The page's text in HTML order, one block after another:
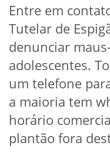
Entre em
Tutelar de
denunciar
adolescentes.
um telefone
a maioria tem
horário
plantão fora